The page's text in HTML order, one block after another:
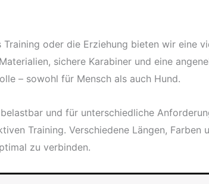
oder die Erziehung bieten wir eine
sichere Karabiner und eine
– sowohl für Mensch als auch Hund.
und für unterschiedliche
Training. Verschiedene Längen, Farben
zu verbinden.